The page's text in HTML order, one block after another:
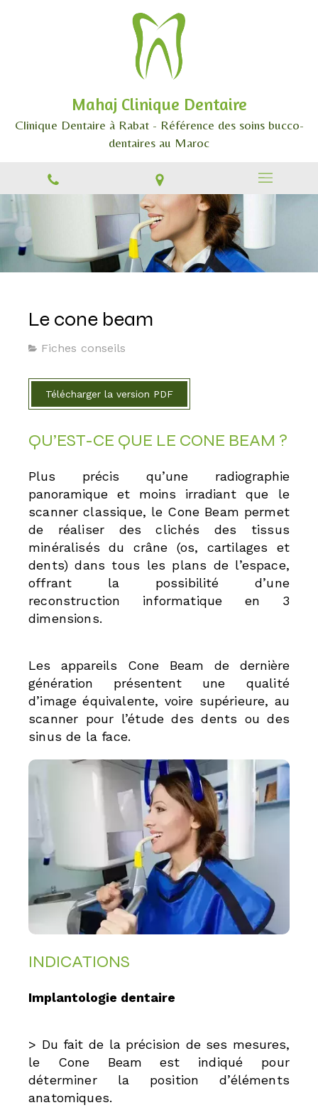
Mahaj Clinique Dentaire
Clinique Dentaire à Rabat - Référence des soins bucco-
dentaires au Maroc
Le cone beam
Fiches conseils
Télécharger la version PDF
QU’EST-CE QUE LE CONE BEAM ?
Plus précis qu’une radiographie
panoramique et moins irradiant que le
scanner classique, le Cone Beam permet
de réaliser des clichés des tissus
minéralisés du crâne (os, cartilages et
dents)dans tous les plans de l’espace,
offrant la possibilitéd’une
reconstruction informatique en 3
dimensions.
Les appareils Cone Beam de dernière
génération présentent une qualité
d’image équivalente, voire supérieure, au
scanner pour l’étude des dents ou des
sinus de la face.
INDICATIONS
Implantologie dentaire
> Du fait de la précision de ses mesures,
le Cone Beam est indiqué pour
déterminer la position d’éléments
anatomiques.